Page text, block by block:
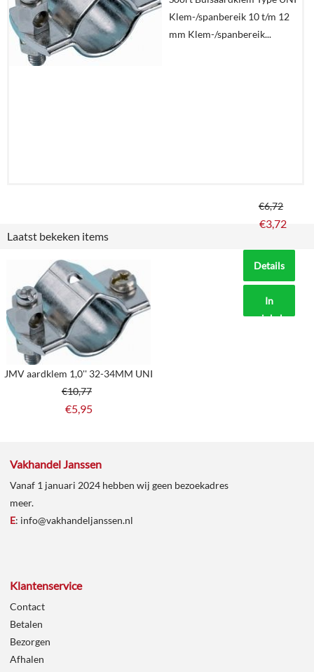
Details
In
Klem-/spanbereik 10 t/m 12
mm Klem-/spanbereik...
€6,72
€3,72
Details
In
winkelmand
Laatst bekeken items
JMV aardklem 1,0'' 32-34MM UNI
€10,77
€5,95
Vakhandel Janssen
Vanaf 1 januari 2024 hebben wij geen bezoekadres
meer.
E: info@vakhandeljanssen.nl
Klantenservice
Contact
Betalen
Bezorgen
Afhalen